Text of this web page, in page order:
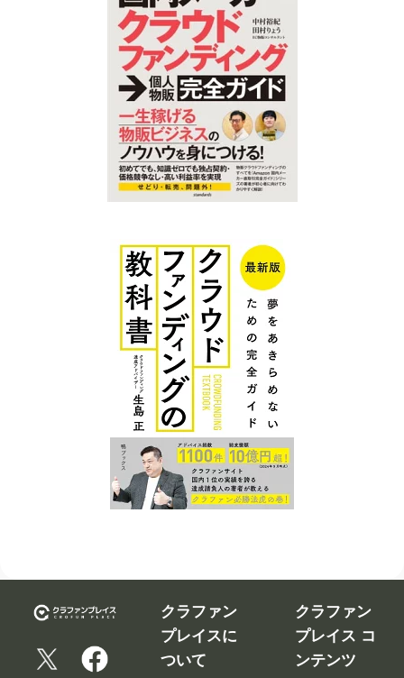
告知、拡散す
クラファンプ
クラファンプ
クラファン
プレイスに
ついて
修正依
頼フォ
ーム
ング入
門編
クラウ